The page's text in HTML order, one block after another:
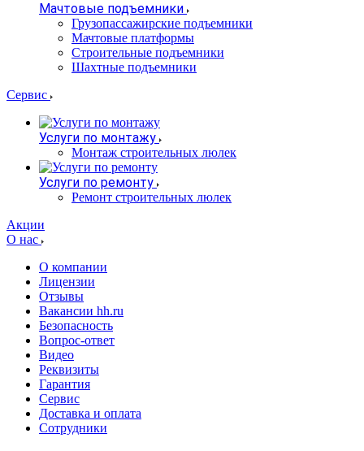
Мачтовые подъемники
Грузопассажирские подъемники
Мачтовые платформы
Строительные подъемники
Шахтные подъемники
Сервис
Услуги по монтажу
Монтаж строительных люлек
Услуги по ремонту
Ремонт строительных люлек
Акции
О нас
О компании
Лицензии
Отзывы
Вакансии hh.ru
Безопасность
Вопрос-ответ
Видео
Реквизиты
Гарантия
Сервис
Доставка и оплата
Сотрудники